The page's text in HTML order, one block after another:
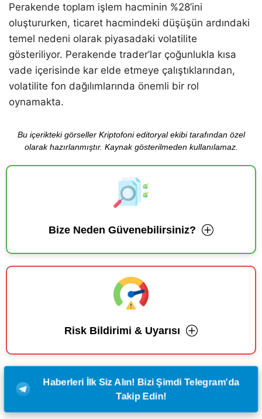
Perakende toplam işlem hacminin %28’ini
oluştururken, ticaret hacmindeki düşüşün ardındaki
temel nedeni olarak piyasadaki volatilite
gösteriliyor. Perakende trader’lar çoğunlukla kısa
vade içerisinde kar elde etmeye çalıştıklarından,
volatilite fon dağılımlarında önemli bir rol
oynamakta.
Bu içerikteki görseller Kriptofoni editoryal ekibi tarafından özel
olarak hazırlanmıştır. Kaynak gösterilmeden kullanılamaz.
Bize Neden Güvenebilirsiniz?
Risk Bildirimi & Uyarısı
Haberleri İlk Siz Alın! Bizi Şimdi Telegram'da
Takip Edin!